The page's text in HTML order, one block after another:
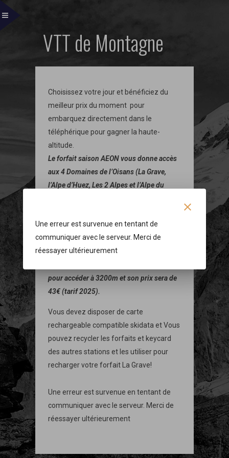
VTT de Montagne
Choisissez votre jour et bénéficiez du
meilleur prix du moment pour
embarquez directement dans le
téléphérique pour gagner la haute-
altitude.
Le forfait saison AEON vous donne accès
aux 4 Domaines de l’Oisans (La Grave,
l’Alpe d’Huez, Les 2 Alpes et l’Alpe du
que le premier tronçon jusqu’a 2400m.
Dès que les itinéraires desservies par le
second tronçon du téléphérique seront
pour accéder à 3200m et son prix sera de
43€ (tarif 2025).
Vous devez disposer de carte
rechargeable compatible skidata et Vous
pouvez recycler les forfaits et keycard
des autres stations et les utiliser pour
recharger votre forfait La Grave!
Une erreur est survenue en tentant de
communiquer avec le serveur. Merci de
réessayer ultérieurement
clear
Une erreur est survenue en tentant de
communiquer avec le serveur. Merci de
réessayer ultérieurement